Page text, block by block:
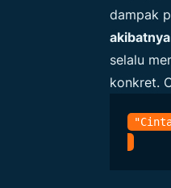
dampak
akibatnya
selalu
konkret.